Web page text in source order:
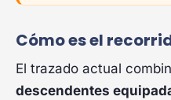
Cómo es el
El trazado actual
descendentes